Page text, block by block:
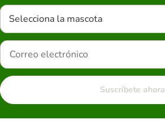
Selecciona la mascota
Suscríbete ahora